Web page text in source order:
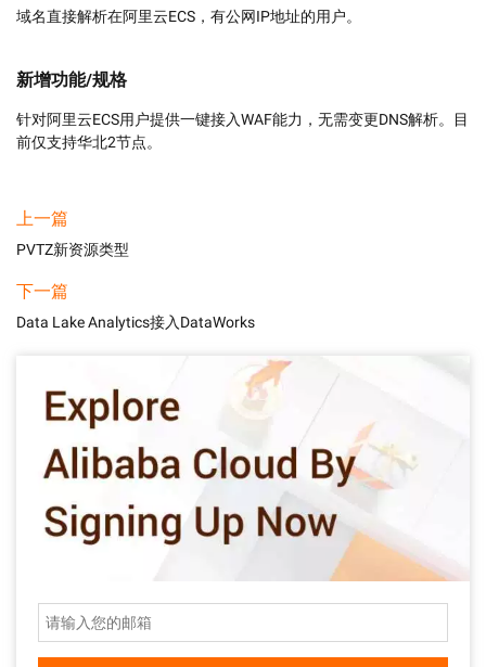
域名直接解析在阿里云ECS，有公网IP地址的用户。
新增功能/规格
针对阿里云ECS用户提供一键接入WAF能力，无需变更DNS解析。目
前仅支持华北2节点。
上一篇
PVTZ新资源类型
下一篇
Data Lake Analytics接入DataWorks